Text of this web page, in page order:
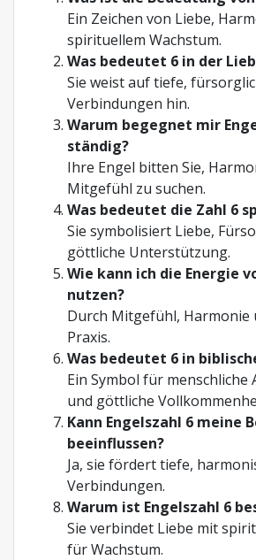
Ein Zeichen von Liebe,
spirituellem Wachstum.
Was bedeutet 6 in der
Sie weist auf tiefe,
Verbindungen hin.
Warum begegnet mir
ständig?
Ihre Engel bitten Sie,
Mitgefühl zu suchen.
Was bedeutet die Zahl 6
Sie symbolisiert Liebe,
göttliche Unterstützung.
Wie kann ich die Energie
nutzen?
Durch Mitgefühl, Harmonie
Praxis.
Was bedeutet 6 in
Ein Symbol für
und göttliche
Kann Engelszahl 6 meine
beeinflussen?
Ja, sie fördert tiefe,
Verbindungen.
Warum ist Engelszahl 6
Sie verbindet Liebe mit
für Wachstum.